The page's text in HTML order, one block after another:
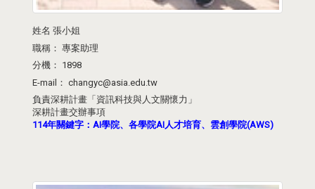
姓名 張小姐
職稱： 專案助理
分機： 1898
E-mail： changyc@asia.edu.tw
負責深耕計畫「資訊科技與人文關懷力」
深耕計畫交辦事項
114年關鍵字：AI學院、各學院AI人才培育、雲創學院(AWS)